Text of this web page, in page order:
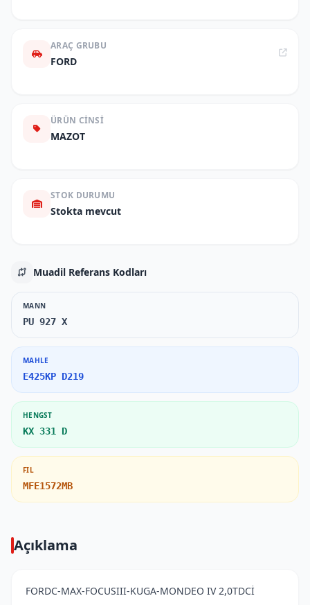
ARAÇ GRUBU
FORD
ÜRÜN CINSI
MAZOT
STOK DURUMU
Stokta mevcut
Muadil Referans Kodları
MANN
PU 927 X
MAHLE
E425KP D219
HENGST
KX 331 D
FIL
MFE1572MB
Açıklama
FORDC-MAX-FOCUSIII-KUGA-MONDEO IV 2,0TDCİ